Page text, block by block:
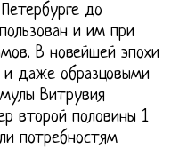
до
и им при
В новейшей эпохи
и даже образцовыми
Витрувия
второй половины 1
потребностям